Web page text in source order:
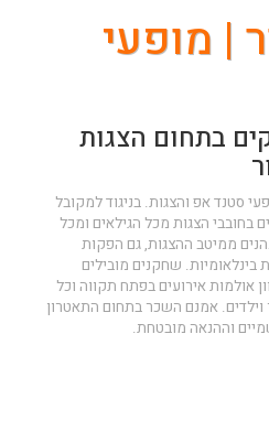
| מופעי
בתחום הצגות
סטנד אפ והצגות. בניגוד למקובל
בחובבי הצגות מכל הגילאים ומכל
ממיטב ההצגות, גם הפקות
בינלאומיות. שחקנים מובילים
אולמות אירועים בפתח תקווה וכל
וילדים. אמנם השכר בתחום התאטרון
וההנאה מובטחת.